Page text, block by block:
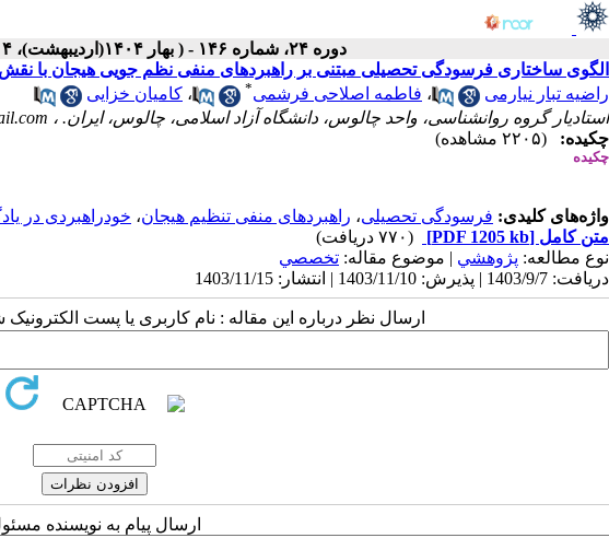
دوره ۲۴، شماره ۱۴۶ - ( بهار ۱۴۰۴(اردیبهشت)، ۱۴۰۴ )
الگوی ساختاری فرسودگی تحصیلی مبتنی بر راهبردهای منفی نظم جویی هیجان با
راضیه تبار نیارمی
، فاطمه اصلاحی فرشمی* ، کامیان خزایی
استادیار گروه روانشناسی، واحد چالوس، دانشگاه آزاد اسلامی، چالوس، ایران. ،
چکیده:
(۲۲۰۵ مشاهده)
چکیده
واژه‌های کلیدی: فرسودگی تحصیلی، راهبردهای منفی تنظیم هیجان، خودراهبردی در
متن کامل [PDF 1205 kb]
(۷۷۰ دریافت)
نوع مطالعه: پژوهشي | موضوع مقاله: تخصصي
دریافت: 1403/9/7 | پذیرش: 1403/11/10 | انتشار: 1403/11/15
ارسال نظر درباره این مقاله : نام کاربری یا پست الکترونیک
ارسال پیام به نویسنده